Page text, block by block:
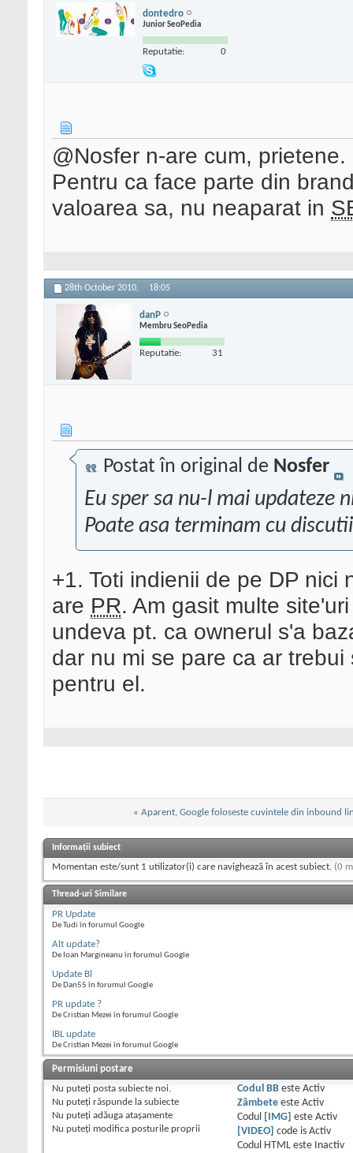
dontedro
Junior SeoPedia
Reputatie: 0
@Nosfer n-are cum,
Pentru ca face parte din
valoarea sa, nu neaparat in
28th October 2010, 18:05
danP
Membru SeoPedia
Reputatie: 31
Postat în original de Nosfer
Eu sper sa nu-l mai updateze
Poate asa terminam cu
+1. Toti indienii de pe DP
are PR. Am gasit multe
undeva pt. ca ownerul s'a
dar nu mi se pare ca ar
pentru el.
« Aparent, Google foloseste cuvintele din inbound
Informații subiect
Momentan este/sunt 1 utilizator(i) care navighează în acest subiect. (0
Thread-uri Similare
PR Update
De Tudi în forumul Google
Alt update?
De Ioan Margineanu în forumul Google
Update Bl
De Dan55 în forumul Google
PR update ?
De Cristian Mezei în forumul Google
IBL update
De Cristian Mezei în forumul Google
Permisiuni postare
Nu puteţi posta subiecte noi.
Nu puteţi răspunde la subiecte
Nu puteţi adăuga ataşamente
Nu puteţi modifica posturile proprii
Codul BBeste Activ
Zâmbeteeste Activ
Codul
[IMG] este Activ
[VIDEO] code is Activ
Codul HTML este
Inactiv